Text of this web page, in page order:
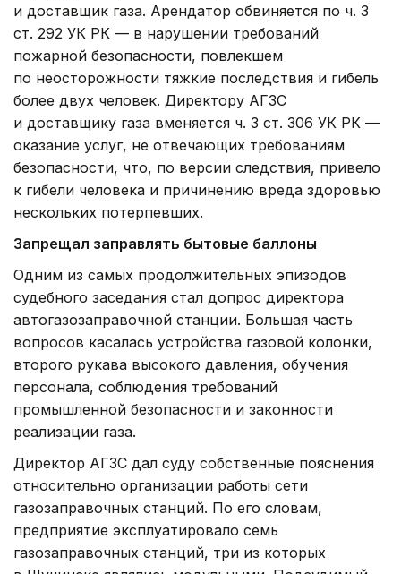
и доставщик газа. Арендатор обвиняется по ч. 3
ст. 292 УК РК — в нарушении требований
пожарной безопасности, повлекшем
по неосторожности тяжкие последствия и гибель
более двух человек. Директору АГЗС
и доставщику газа вменяется ч. 3 ст. 306 УК РК —
оказание услуг, не отвечающих требованиям
безопасности, что, по версии следствия, привело
к гибели человека и причинению вреда здоровью
нескольких потерпевших.
Запрещал заправлять бытовые баллоны
Одним из самых продолжительных эпизодов
судебного заседания стал допрос директора
автогазозаправочной станции. Большая часть
вопросов касалась устройства газовой колонки,
второго рукава высокого давления, обучения
персонала, соблюдения требований
промышленной безопасности и законности
реализации газа.
Директор АГЗС дал суду собственные пояснения
относительно организации работы сети
газозаправочных станций. По его словам,
предприятие эксплуатировало семь
газозаправочных станций, три из которых